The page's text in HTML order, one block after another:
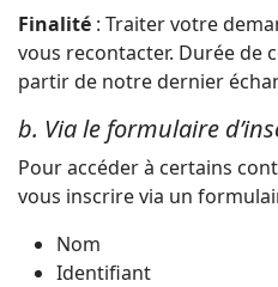
Finalité : Traiter votre
vous recontacter. Durée de
partir de notre dernier
b. Via le formulaire
Pour accéder à certains
vous inscrire via un
Nom
Identifiant